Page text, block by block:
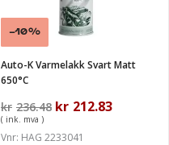
Salg!
650°C
-10%
Auto-K Varmelakk Svart Matt
650°C
kr 236.48 Opprinnelig
var:
kr 212.83
( ink. mva )
Vnr: HAG 2233041